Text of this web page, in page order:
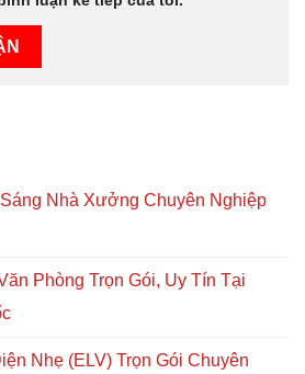
Nhà Xưởng Chuyên Nghiệp
Phòng Trọn Gói, Uy Tín Tại
Nhẹ (ELV) Trọn Gói Chuyên